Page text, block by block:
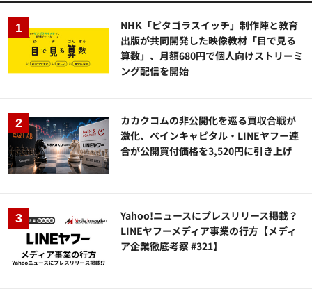
NHK「ピタゴラスイッチ」制作陣と教育
出版が共同開発した映像教材「目で見る
算数」、月額680円で個人向けストリーミ
ング配信を開始
カカクコムの非公開化を巡る買収合戦が
激化、ベインキャピタル・LINEヤフー連
合が公開買付価格を3,520円に引き上げ
Yahoo!ニュースにプレスリリース掲載？
LINEヤフーメディア事業の行方【メディ
ア企業徹底考察 #321】